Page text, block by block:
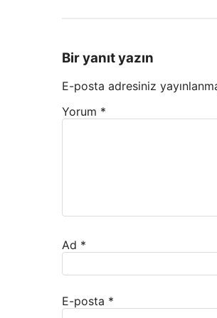
Bir yanıt yazın
E-posta adresiniz
Yorum *
Ad *
E-posta *